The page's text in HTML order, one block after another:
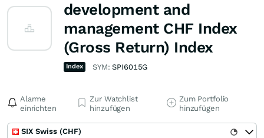
development and
management CHF Index
(Gross Return) Index
Index SYM:SPI6015G
Alarme
einrichten
Zur Watchlist
hinzufügen
Zum Portfolio
hinzufügen
SIX Swiss (CHF)